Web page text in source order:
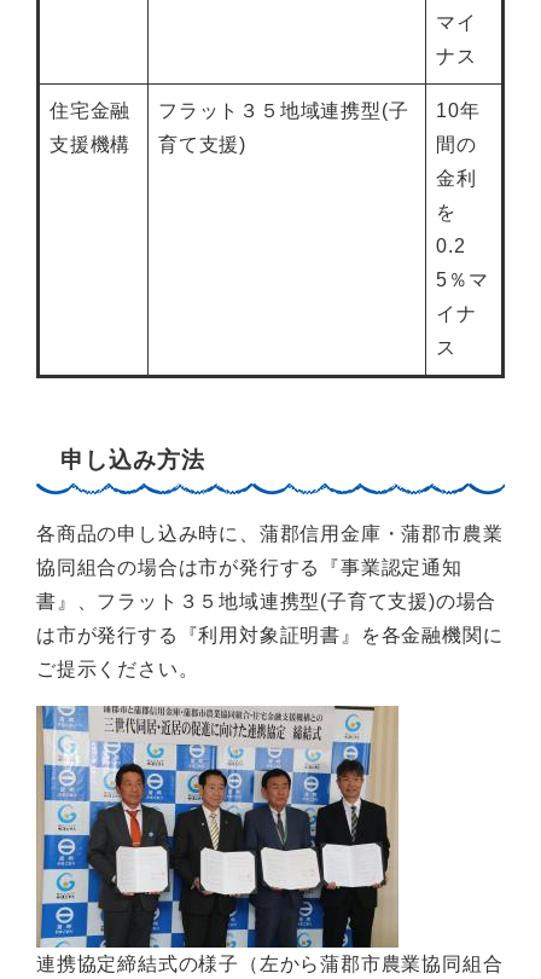
マイ
ナス
住宅金融
支援機構
フラット３５地域連携型(子
育て支援)
10年
間の
金利
を
0.2
5％マ
イナ
ス
申し込み方法
各商品の申し込み時に、蒲郡信用金庫・蒲郡市農業
協同組合の場合は市が発行する『事業認定通知
書』、フラット３５地域連携型(子育て支援)の場合
は市が発行する『利用対象証明書』を各金融機関に
ご提示ください。
連携協定締結式の様子（左から蒲郡市農業協同組合